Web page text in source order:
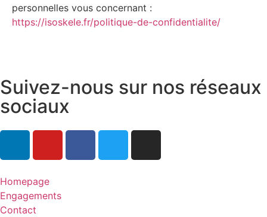
personnelles vous concernant :
https://isoskele.fr/politique-de-confidentialite/
Suivez-nous sur nos réseaux
sociaux
Homepage
Engagements
Contact